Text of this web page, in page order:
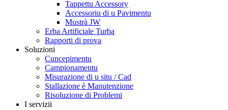
Tappettu Accessory
Accessoriu di u Pavimentu
Mustrà JW
Erba Artificiale Turba
Rapporti di prova
Soluzioni
Cuncepimentu
Campionamentu
Misurazione di u situ / Cad
Stallazione è Manutenzione
Risoluzione di Problemi
I servizii